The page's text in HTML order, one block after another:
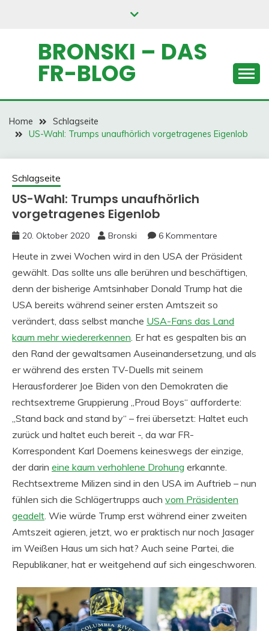
BRONSKI – DAS
FR-BLOG
Home
Schlagseite
US-Wahl: Trumps unaufhörlich vorgetragenes Eigenlob
Schlagseite
US-Wahl: Trumps unaufhörlich
vorgetragenes Eigenlob
20. Oktober 2020 Bronski 6 Kommentare
Heute in zwei Wochen wird in den USA der Präsident
gewählt. Das sollte uns alle berühren und beschäftigen,
denn der bisherige Amtsinhaber Donald Trump hat die
USA bereits während seiner ersten Amtszeit so
verändert, dass selbst manche USA-Fans das Land
kaum mehr wiedererkennen. Er hat es gespalten bis an
den Rand der gewaltsamen Auseinandersetzung, und als
er während des ersten TV-Duells mit seinem
Herausforderer Joe Biden von den Demokraten die
rechtsextreme Gruppierung „Proud Boys“ aufforderte:
„Stand back and stand by“ – frei übersetzt: Haltet euch
zurück und haltet euch bereit -, da war FR-
Korrespondent Karl Doemens keineswegs der einzige,
der darin eine kaum verhohlene Drohung erkannte.
Rechtsextreme Milizen sind in den USA im Auftrieb – nun
fühlen sich die Schlägertrupps auch vom Präsidenten
geadelt. Wie würde Trump erst während einer zweiten
Amtszeit agieren, jetzt, wo er praktisch nur noch Jasager
im Weißen Haus um sich hat? Auch seine Partei, die
Republikaner, hat er weitgehend auf sich eingeschworen.